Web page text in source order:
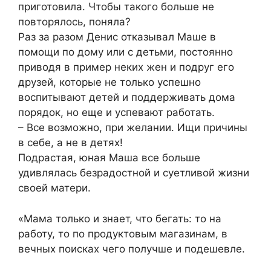
приготовила. Чтобы такого больше не
повторялось, поняла?
Раз за разом Денис отказывал Маше в
помощи по дому или с детьми, постоянно
приводя в пример неких жен и подруг его
друзей, которые не только успешно
воспитывают детей и поддерживать дома
порядок, но еще и успевают работать.
– Все возможно, при желании. Ищи причины
в себе, а не в детях!
Подрастая, юная Маша все больше
удивлялась безрадостной и суетливой жизни
своей матери.
«Мама только и знает, что бегать: то на
работу, то по продуктовым магазинам, в
вечных поисках чего получше и подешевле.